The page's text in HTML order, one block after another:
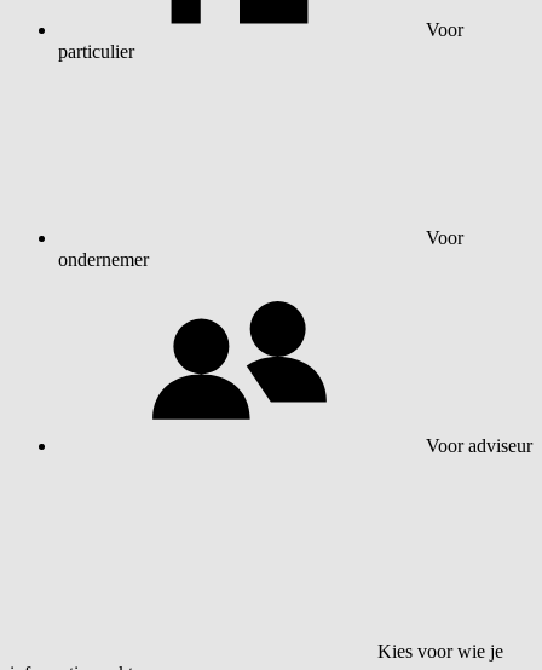
Voor
particulier
Voor
ondernemer
Voor adviseur
Kies voor wie je